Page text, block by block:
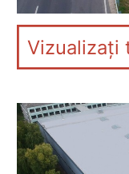
Vizualizați